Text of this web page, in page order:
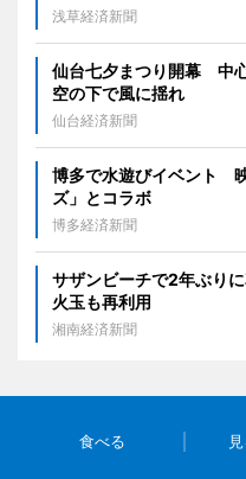
浅草経済新聞
仙台七夕まつり開幕 中
空の下で風に揺れ
仙台経済新聞
博多で水遊びイベント
ズ」とコラボ
博多経済新聞
サザンビーチで2年ぶり
火玉も再利用
湘南経済新聞
食べる